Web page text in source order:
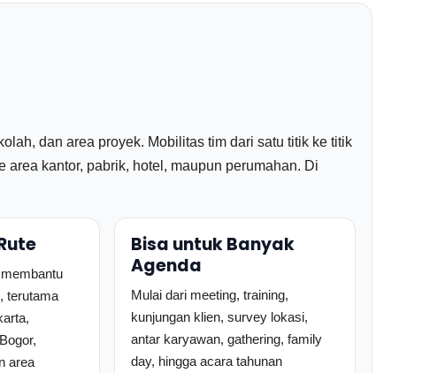
dan area proyek. Mobilitas tim dari satu titik ke titik
kantor, pabrik, hotel, maupun perumahan. Di
terutama
area
Bisa untuk Banyak
Agenda
Mulai dari meeting, training,
kunjungan klien, survey lokasi,
antar karyawan, gathering, family
day, hingga acara tahunan